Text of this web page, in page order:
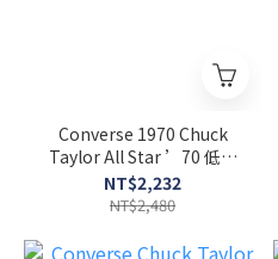
Converse 1970 Chuck
Taylor All Star ’70 低筒
黑色 新製款 162058C
NT$2,232
NT$2,480